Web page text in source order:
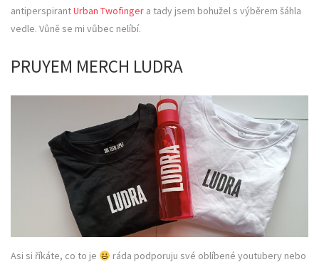
antiperspirantUrban Twofinger a tady jsem bohužel s výběrem šáhla
vedle. Vůně se mi vůbec nelíbí.
PRUYEM MERCH LUDRA
Asi si říkáte, co to je
ráda podporuju své oblíbené youtubery nebo